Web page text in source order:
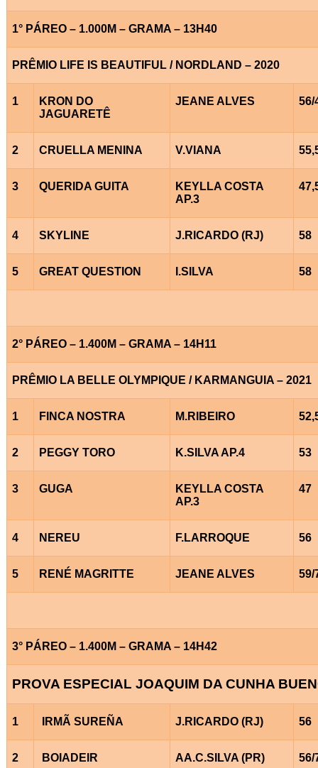
1° PÁREO – 1.000M – GRAMA – 13H40
PRÊMIO LIFE IS BEAUTIFUL / NORDLAND – 2020
1
KRON DO
JAGUARETÊ
JEANE ALVES 56/
2 CRUELLA MENINA V.VIANA
3 QUERIDA GUITA
KEYLLA COSTA
AP.3
4 SKYLINE J.RICARDO (RJ) 58
5 GREAT QUESTION I.SILVA 58
2° PÁREO – 1.400M – GRAMA – 14H11
PRÊMIO LA BELLE OLYMPIQUE / KARMANGUIA – 2021
1 FINCA NOSTRA M.RIBEIRO
2 PEGGY TORO K.SILVA AP.4 53
3 GUGA
KEYLLA COSTA
AP.3
47
4 NEREU F.LARROQUE 56
5 RENÉ MAGRITTE JEANE ALVES 59/
3° PÁREO – 1.400M – GRAMA – 14H42
PROVA ESPECIAL JOAQUIM DA CUNHA
1 IRMÃ SUREÑA J.RICARDO (RJ) 56
2 BOIADEIR AA.C.SILVA (PR) 56/